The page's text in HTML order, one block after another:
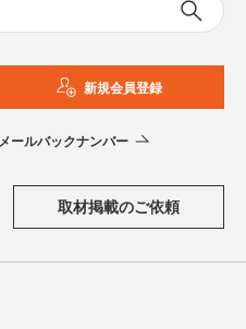
新規会員登録
メールバックナンバー
取材掲載のご依頼